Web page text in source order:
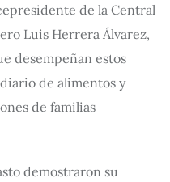
de la Central
Luis Herrera Álvarez,
desempeñan estos
de alimentos y
de familias
demostraron su